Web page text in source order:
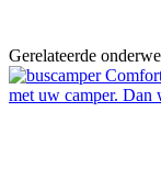
Gerelateerde
met uw camper. Dan